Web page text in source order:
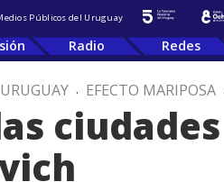
Públicos del Uruguay
Radio Redes
. EFECTO MARIPOSA